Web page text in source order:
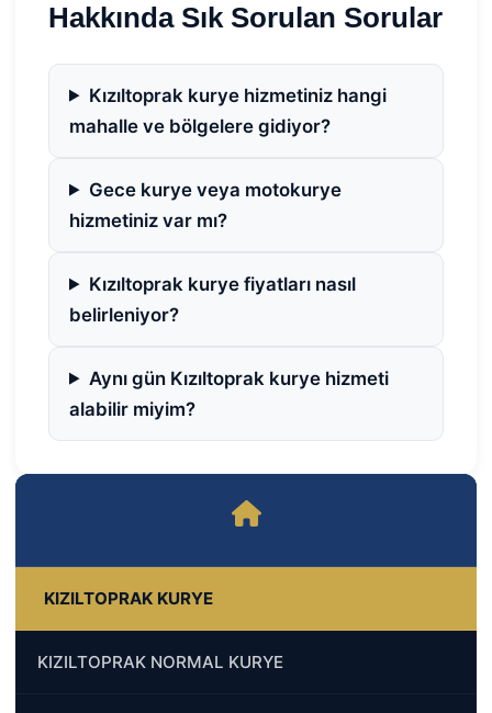
KIZILTOPRAK KURYE
KIZILTOPRAK NORMAL KURYE
Hakkında Sık Sorulan Sorular
Kızıltoprak kurye hizmetiniz hangi
mahalle ve bölgelere gidiyor?
Gece kurye veya motokurye
hizmetiniz var mı?
Kızıltoprak kurye fiyatları nasıl
belirleniyor?
Aynı gün Kızıltoprak kurye hizmeti
alabilir miyim?